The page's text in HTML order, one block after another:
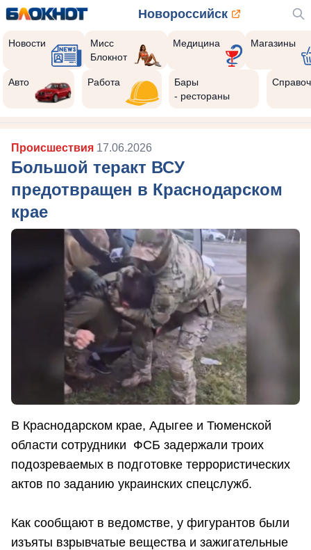
Новороссийск
Новости
Мисс
Блокнот
Медицина Магазины
Авто Работа
Бары
- рестораны
Происшествия 17.06.2026
Большой теракт ВСУ
предотвращен в Краснодарском
крае
В Краснодарском крае, Адыгее и Тюменской
области сотрудники ФСБ задержали троих
подозреваемых в подготовке террористических
актов по заданию украинских спецслужб.
Как сообщают в ведомстве, у фигурантов были
изъяты взрывчатые вещества и зажигательные